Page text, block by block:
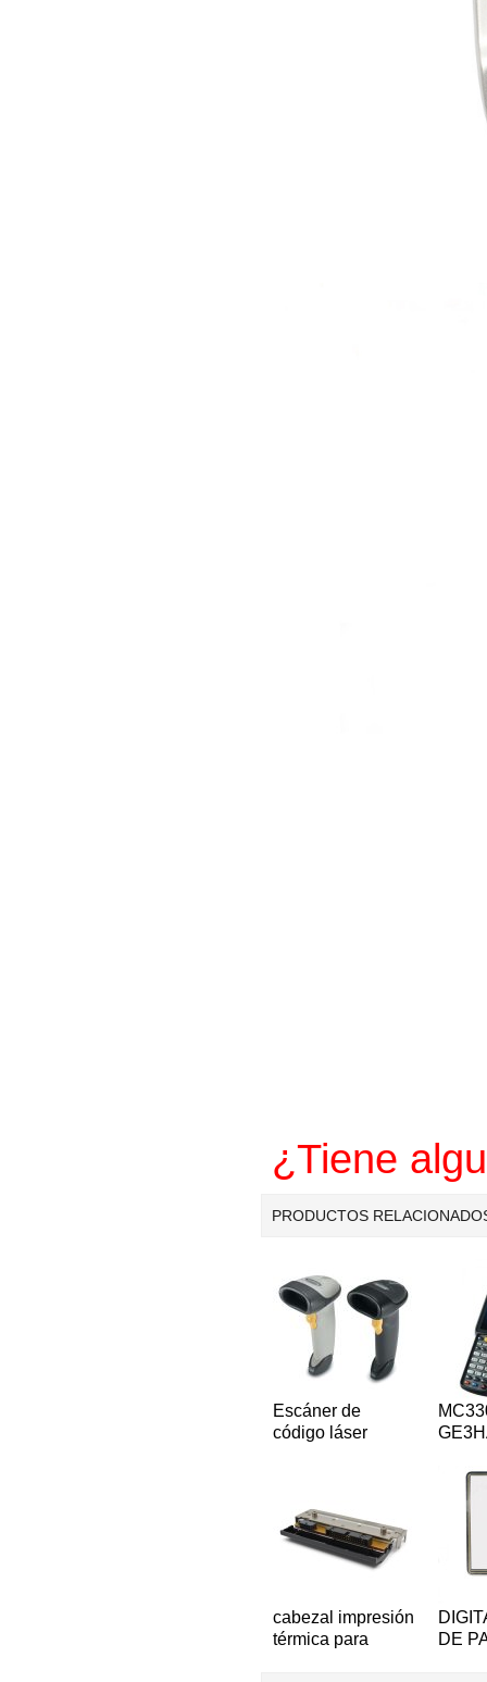
¿Tiene
PRODUCTOS
Escáner de
código láser
propósito general
Symbol LS2208
cabezal impresión
térmica para
DE